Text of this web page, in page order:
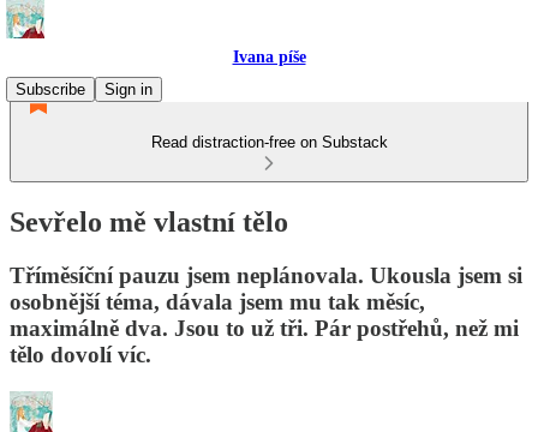
Ivana píše
Subscribe
Sign in
Read distraction-free on Substack
Sevřelo mě vlastní tělo
Tříměsíční pauzu jsem neplánovala. Ukousla jsem si
osobnější téma, dávala jsem mu tak měsíc,
maximálně dva. Jsou to už tři. Pár postřehů, než mi
tělo dovolí víc.